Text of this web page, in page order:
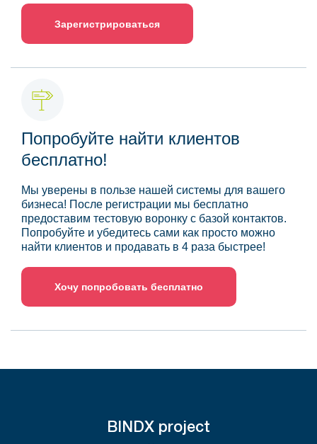
Зарегистрироваться
Попробуйте найти клиентов
бесплатно!
Мы уверены в пользе нашей системы для вашего
бизнеса! После регистрации мы бесплатно
предоставим тестовую воронку с базой контактов.
Попробуйте и убедитесь сами как просто можно
найти клиентов и продавать в 4 раза быстрее!
Хочу попробовать бесплатно
BINDX project